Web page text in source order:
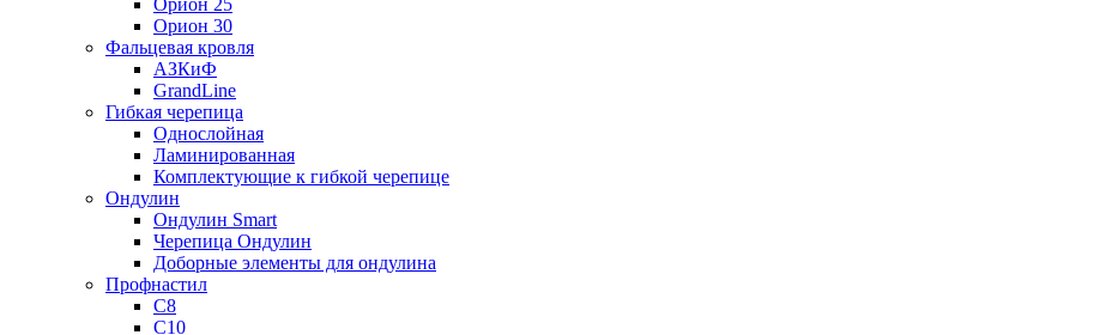
Орион 25
Орион 30
Фальцевая кровля
АЗКиФ
GrandLine
Гибкая черепица
Однослойная
Ламинированная
Комплектующие к гибкой черепице
Ондулин
Ондулин Smart
Черепица Ондулин
Доборные элементы для ондулина
Профнастил
С8
С10